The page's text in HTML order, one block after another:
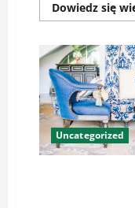
Dowiedz się
Uncategorized